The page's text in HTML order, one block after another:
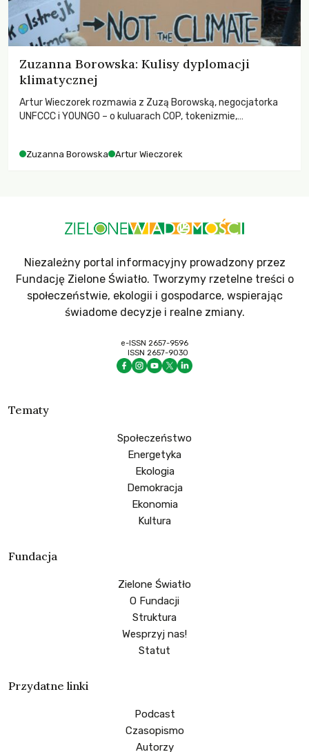
Zuzanna Borowska: Kulisy dyplomacji
klimatycznej
Artur Wieczorek rozmawia z Zuzą Borowską, negocjatorka
UNFCCC i YOUNGO – o kuluarach COP, tokenizmie,
Zuzanna Borowska Artur Wieczorek
Niezależny portal informacyjny prowadzony przez
Fundację Zielone Światło. Tworzymy rzetelne treści o
społeczeństwie, ekologii i gospodarce, wspierając
świadome decyzje i realne zmiany.
e-ISSN 2657-9596
ISSN 2657-9030
Tematy
Społeczeństwo
Energetyka
Ekologia
Demokracja
Ekonomia
Kultura
Fundacja
Zielone Światło
O Fundacji
Struktura
Wesprzyj nas!
Statut
Przydatne linki
Podcast
Czasopismo
Autorzy